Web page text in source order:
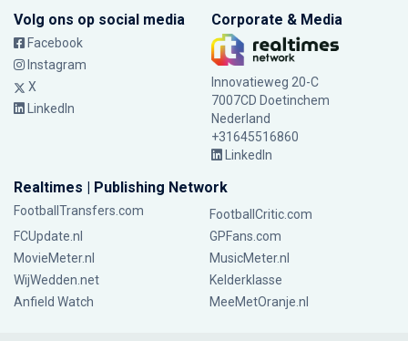
Volg ons op social media
Facebook
Instagram
X
LinkedIn
Corporate & Media
Innovatieweg 20-C
7007CD Doetinchem
Nederland
+31645516860
LinkedIn
Realtimes | Publishing Network
FootballTransfers.com
FootballCritic.com
FCUpdate.nl
GPFans.com
MovieMeter.nl
MusicMeter.nl
WijWedden.net
Kelderklasse
Anfield Watch
MeeMetOranje.nl